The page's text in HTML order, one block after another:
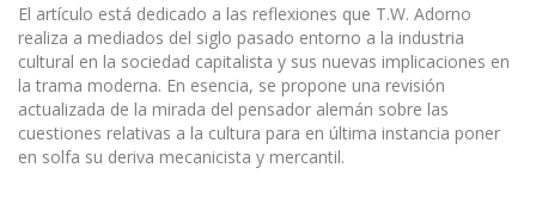
El artículo está dedicado a las reflexiones que T.W. Adorno
realiza a mediados del siglo pasado entorno a la industria
cultural en la sociedad capitalista y sus nuevas implicaciones en
la trama moderna. En esencia, se propone una revisión
actualizada de la mirada del pensa­dor alemán sobre las
cuestiones relativas a la cultura para en última instancia poner
en solfa su deriva mecanicista y mercantil.